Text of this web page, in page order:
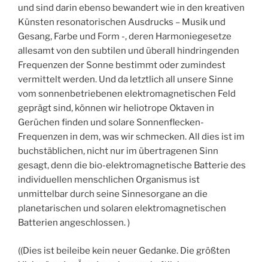
und sind darin ebenso bewandert wie in den kreativen
Künsten resonatorischen Ausdrucks – Musik und
Gesang, Farbe und Form -, deren Harmoniegesetze
allesamt von den subtilen und überall hindringenden
Frequenzen der Sonne bestimmt oder zumindest
vermittelt werden. Und da letztlich all unsere Sinne
vom sonnenbetriebenen elektromagnetischen Feld
geprägt sind, können wir heliotrope Oktaven in
Gerüchen finden und solare Sonnenflecken-
Frequenzen in dem, was wir schmecken. All dies ist im
buchstäblichen, nicht nur im übertragenen Sinn
gesagt, denn die bio-elektromagnetische Batterie des
individuellen menschlichen Organismus ist
unmittelbar durch seine Sinnesorgane an die
planetarischen und solaren elektromagnetischen
Batterien angeschlossen. )
((Dies ist beileibe kein neuer Gedanke. Die größten